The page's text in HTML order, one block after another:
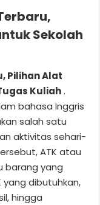
Sekolah
Pilihan Alat
Kuliah.
bahasa Inggris
salah satu
aktivitas sehari-
ATK atau
barang yang
yang dibutuhkan,
hingga